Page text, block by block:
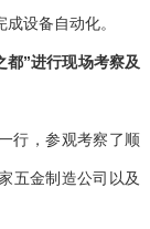
设备自动化。
都”进行现场考察及
行，参观考察了顺
五金制造公司以及